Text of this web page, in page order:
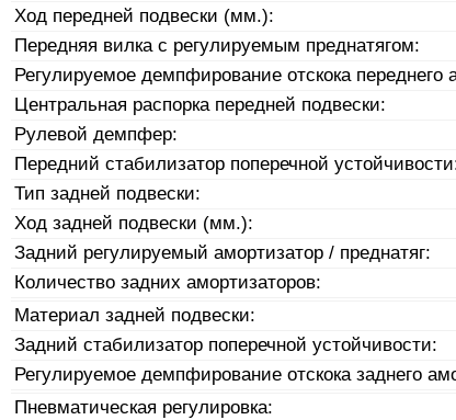
Ход передней подвески (мм.):
Передняя вилка с регулируемым преднатягом:
Регулируемое демпфирование отскока переднего
Центральная распорка передней подвески:
Рулевой демпфер:
Передний стабилизатор поперечной
Тип задней подвески:
Ход задней подвески (мм.):
Задний регулируемый амортизатор / преднатяг:
Количество задних амортизаторов:
Материал задней подвески:
Задний стабилизатор поперечной устойчивости:
Регулируемое демпфирование отскока заднего
Пневматическая регулировка: